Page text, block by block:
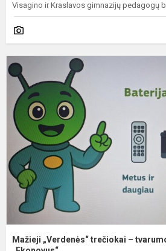
Visagino ir Kraslavos gimnazijų pedagogų
Mažieji „Verdenės“ trečiokai –